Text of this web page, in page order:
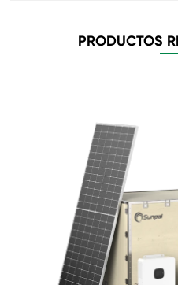
PRODUCTOS